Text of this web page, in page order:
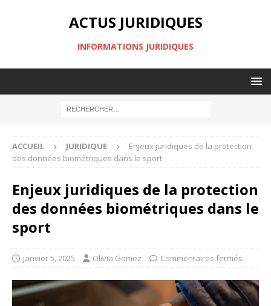
ACTUS JURIDIQUES
INFORMATIONS JURIDIQUES
ACCUEIL JURIDIQUE
Enjeux juridiques de la protection
des données biométriques dans le sport
Enjeux juridiques de la protection
des données biométriques dans le
sport
janvier 5, 2025 Olivia Gomez Commentaires fermés